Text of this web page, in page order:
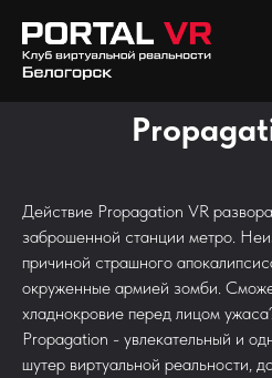
Действие Propagation VR
заброшенной станции метро.
причиной страшного
окруженные армией зомби.
хладнокровие перед лицом
Propagation - увлекательный и
шутер виртуальной реальности,